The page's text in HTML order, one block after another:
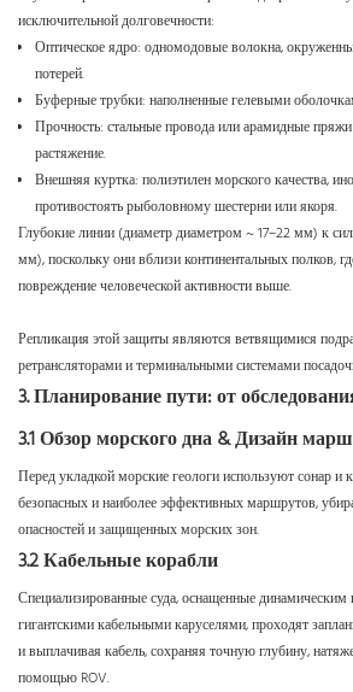
исключительной долговечности:
Оптическое ядро: одномодовые волокна,
потерей.
Буферные трубки: наполненные гелевыми
Прочность: стальные провода или арамидные
растяжение.
Внешняя куртка: полиэтилен морского качества,
противостоять рыболовному шестерни или якоря.
Глубокие линии (диаметр диаметром ~ 17–22 мм) к
мм), поскольку они вблизи континентальных полков,
повреждение человеческой активности выше.
Репликация этой защиты являются ветвящимися
ретрансляторами и терминальными системами
3. Планирование пути: от
3.1 Обзор морского дна & Дизайн
Перед укладкой морские геологи используют сонар и
безопасных и наиболее эффективных маршрутов,
опасностей и защищенных морских зон.
3.2 Кабельные корабли
Специализированные суда, оснащенные
гигантскими кабельными каруселями, проходят
и выплачивая кабель, сохраняя точную глубину,
помощью ROV.